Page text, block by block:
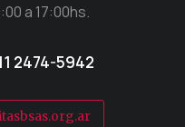
a 17:00hs.
2474-5942